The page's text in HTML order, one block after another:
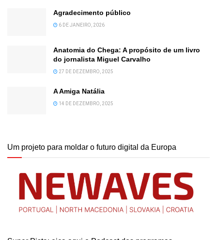
Agradecimento público
6 DE JANEIRO, 2026
Anatomia do Chega: A propósito de um livro
do jornalista Miguel Carvalho
27 DE DEZEMBRO, 2025
A Amiga Natália
14 DE DEZEMBRO, 2025
Um projeto para moldar o futuro digital da Europa